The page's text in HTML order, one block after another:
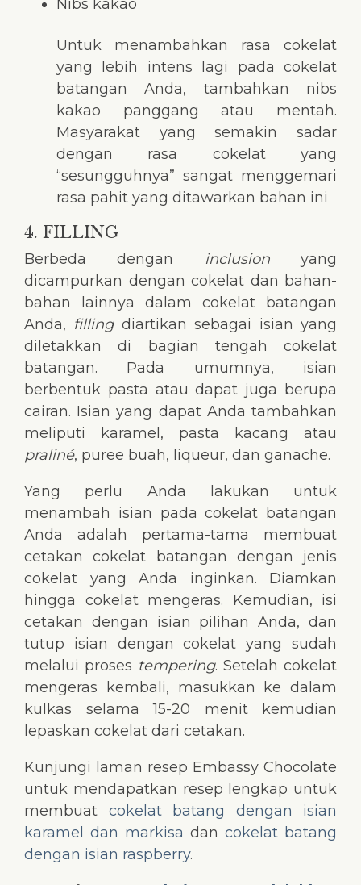
Nibs kakao
Untuk menambahkan rasa cokelat
yang lebih intens lagi pada cokelat
batangan Anda, tambahkan nibs
kakao panggang atau mentah.
Masyarakat yang semakin sadar
dengan rasa cokelat yang
“sesungguhnya” sangat menggemari
rasa pahit yang ditawarkan bahan ini
4. FILLING
Berbeda dengan inclusionyang
dicampurkan dengan cokelat dan bahan-
bahan lainnya dalam cokelat batangan
Anda, filling diartikan sebagai isian yang
diletakkan di bagian tengah cokelat
batangan. Pada umumnya, isian
berbentuk pasta atau dapat juga berupa
cairan. Isian yang dapat Anda tambahkan
meliputi karamel, pasta kacang atau
praliné, puree buah, liqueur, dan ganache.
Yang perlu Anda lakukan untuk
menambah isian pada cokelat batangan
Anda adalah pertama-tama membuat
cetakan cokelat batangan dengan jenis
cokelat yang Anda inginkan. Diamkan
hingga cokelat mengeras. Kemudian, isi
cetakan dengan isian pilihan Anda, dan
tutup isian dengan cokelat yang sudah
melalui proses tempering. Setelah cokelat
mengeras kembali, masukkan ke dalam
kulkas selama 15-20 menit kemudian
lepaskan cokelat dari cetakan.
Kunjungi laman resep Embassy Chocolate
untuk mendapatkan resep lengkap untuk
membuat cokelat batang dengan isian
karamel dan markisa dan cokelat batang
dengan isian raspberry.